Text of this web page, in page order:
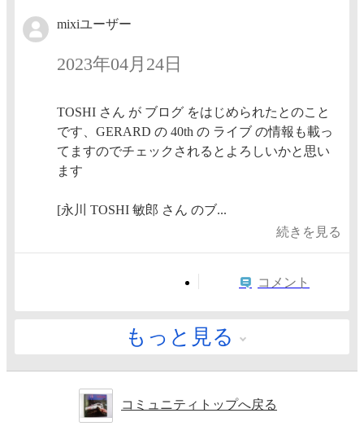
mixiユーザー
2023年04月24日
TOSHI さん が ブログ をはじめられたとのこと
です、GERARD の 40th の ライブ の情報も載っ
てますのでチェックされるとよろしいかと思い
ます
[永川 TOSHI 敏郎 さん のブ...
続きを見る
コメント
もっと見る
コミュニティトップへ戻る